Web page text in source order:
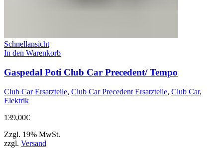
Schnellansicht
In den Warenkorb
Gaspedal Poti Club Car Precedent/ Tempo
Club Car Ersatzteile, Club Car Precedent Ersatzteile, Club Car,
Elektrik
139,00€
Zzgl. 19% MwSt.
zzgl. Versand